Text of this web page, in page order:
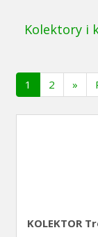
Kolektory i
1 (current)
2 »
KOLEKTOR